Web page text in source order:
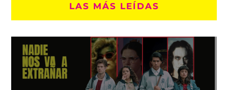
LAS MÁS LEÍDAS